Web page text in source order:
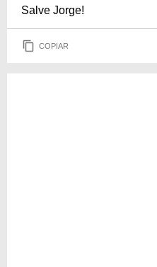
Salve Jorge!
COPIAR